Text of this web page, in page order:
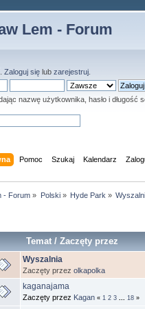
Lem - Forum
Zaloguj się lub zarejestruj
nazwę użytkownika, hasło i długość
Pomoc Szukaj Kalendarz
- Forum » Polski» Hyde Park »
Temat/Zaczęty przez
Wyszalnia
Zaczęty przez olkapolka
kaganajama
Zaczęty przez Kagan « 1 2 3 18 »